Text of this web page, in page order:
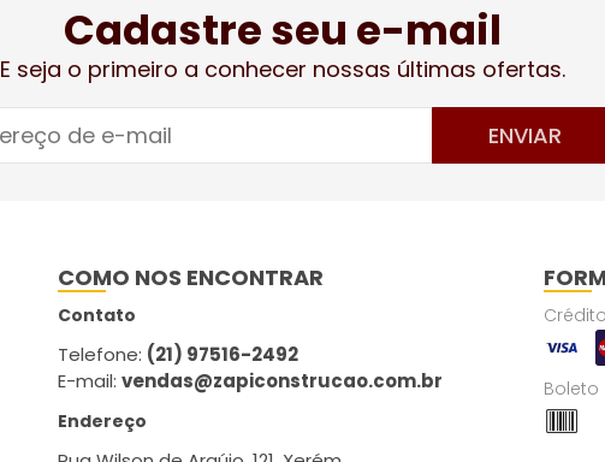
Cadastre seu e-mail
E seja o primeiro a conhecer nossas últimas ofertas.
ENVIAR
COMO NOS ENCONTRAR
Contato
Telefone: (21) 97516-2492
E-mail:vendas@zapiconstrucao.com.br
Endereço
Crédito
Boleto